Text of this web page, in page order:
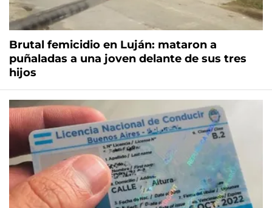
Brutal femicidio en Luján: mataron a
puñaladas a una joven delante de sus tres
hijos